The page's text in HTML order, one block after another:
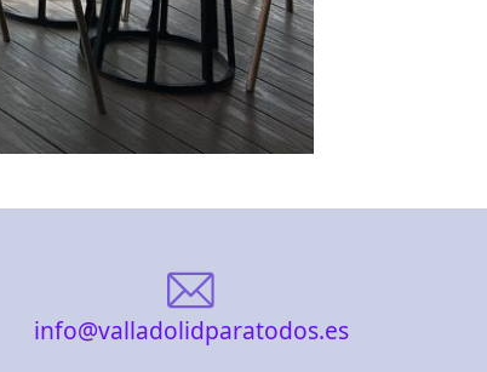
info@valladolidparatodos.es